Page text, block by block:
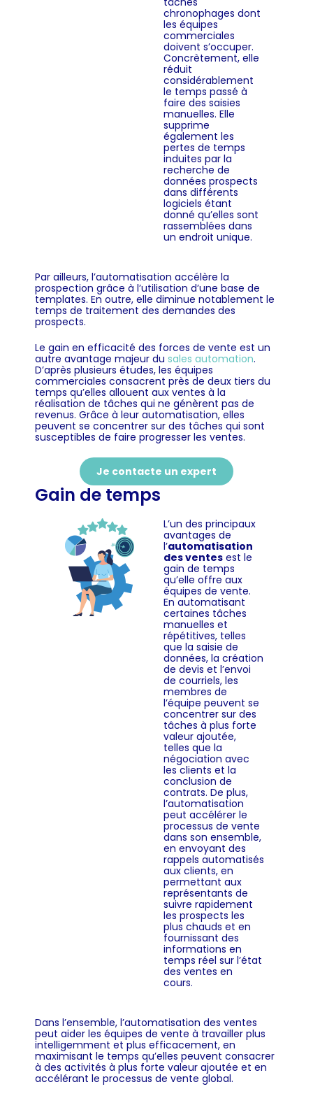
chronophages dont
les équipes
commerciales
doivent s’occuper.
Concrètement, elle
réduit
considérablement
le temps passé à
faire des saisies
manuelles. Elle
supprime
également les
pertes de temps
induites par la
recherche de
données prospects
dans différents
logiciels étant
donné qu’elles sont
rassemblées dans
un endroit unique.
Par ailleurs, l’automatisation accélère la
prospection grâce à l’utilisation d’une base de
templates. En outre, elle diminue notablement le
temps de traitement des demandes des
prospects.
Le gain en efficacité des forces de vente est un
autre avantage majeur du sales automation.
D’après plusieurs études, les équipes
commerciales consacrent près de deux tiers du
temps qu’elles allouent aux ventes à la
réalisation de tâches qui ne génèrent pas de
revenus. Grâce à leur automatisation, elles
peuvent se concentrer sur des tâches qui sont
susceptibles de faire progresser les ventes.
Je contacte un expert
Gain de temps
L’un des principaux
avantages de
l’automatisation
des ventes est le
gain de temps
qu’elle offre aux
équipes de vente.
En automatisant
certaines tâches
manuelles et
répétitives, telles
que la saisie de
données, la création
de devis et l’envoi
de courriels, les
membres de
l’équipe peuvent se
concentrer sur des
tâches à plus forte
valeur ajoutée,
telles que la
négociation avec
les clients et la
conclusion de
contrats. De plus,
l’automatisation
peut accélérer le
processus de vente
dans son ensemble,
en envoyant des
rappels automatisés
aux clients, en
permettant aux
représentants de
suivre rapidement
les prospects les
plus chauds et en
fournissant des
informations en
temps réel sur l’état
des ventes en
cours.
Dans l’ensemble, l’automatisation des ventes
peut aider les équipes de vente à travailler plus
intelligemment et plus efficacement, en
maximisant le temps qu’elles peuvent consacrer
à des activités à plus forte valeur ajoutée et en
accélérant le processus de vente global.